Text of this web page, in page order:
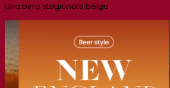
Una birra stagionale belga